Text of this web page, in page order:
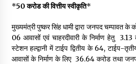
Thought Of The Day
May 11, 2022
*50 करोड की वित्तीय स्वीकृति*
मुख्यमंत्री पुष्कर सिंह धामी द्वारा जनपद चम्पावत के
06 आवासों एवं चाहरदीवारी के निर्माण हेतु ₹
स्टेशन हल्द्वानी में टाईप द्वितीय के 64, टाईप-
आवासों के निर्माण के लिए ₹ 36.64 करोड तथा